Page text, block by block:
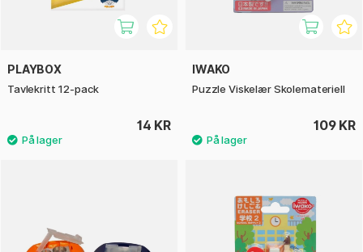
PLAYBOX
Tavlekritt 12-pack
14 KR
IWAKO
Puzzle Viskelær Skolemateriell
109 KR